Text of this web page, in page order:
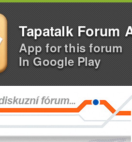
Tapatalk Forum
App for this forum
In Google Play